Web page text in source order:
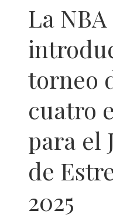
La
torneo
cuatro
para el
de
2025